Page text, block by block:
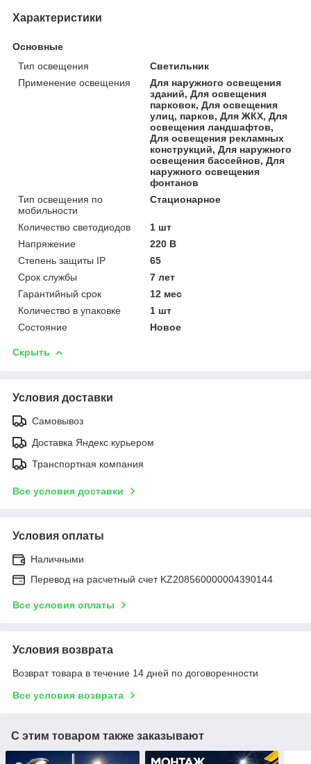
Характеристики
Основные
Тип освещения
Светильник
Применение освещения
Для наружного освещения
зданий, Для освещения
парковок, Для освещения
улиц, парков, Для ЖКХ, Для
освещения ландшафтов,
Для освещения рекламных
конструкций, Для наружного
освещения бассейнов, Для
наружного освещения
фонтанов
Тип освещения по
мобильности
Стационарное
Количество светодиодов
1 шт
Напряжение
220 В
Степень защиты IP
65
Срок службы
7 лет
Гарантийный срок
12 мес
Количество в упаковке
1 шт
Состояние
Новое
Скрыть
Условия доставки
Самовывоз
Доставка Яндекс курьером
Транспортная компания
Все условия доставки
Условия оплаты
Наличными
Перевод на расчетный счет KZ208560000004390144
Все условия оплаты
Условия возврата
Возврат товара в течение 14 дней по договоренности
Все условия возврата
С этим товаром также заказывают